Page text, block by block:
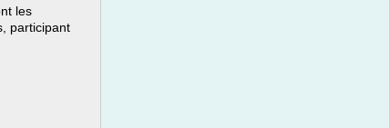
les
participant